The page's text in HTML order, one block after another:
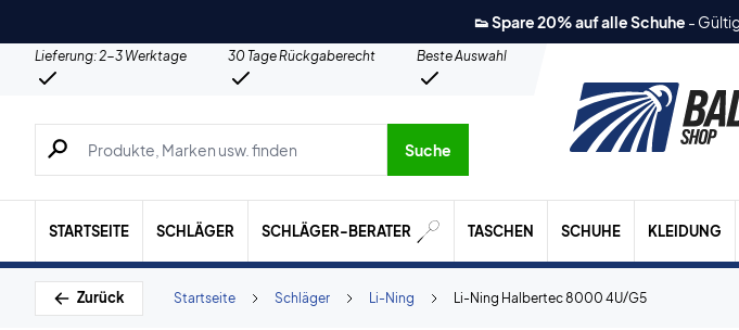
👟 Spare 20% auf alle Schuhe -
Lieferung: 2-3 Werktage 30 Tage Rückgaberecht
Beste Auswahl
Suche nach Produkten, Marken usw.
Suche
STARTSEITE SCHLÄGER SCHLÄGER-BERATER TASCHEN SCHUHE KLEIDUNG
Zurück Li-Ning Halbertec 8000 4U/G5
Li-Ning
Schläger
Startseite